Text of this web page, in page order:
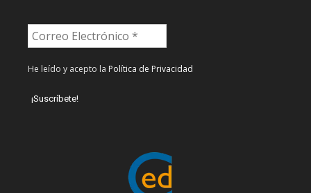
He leído y acepto la Política de Privacidad